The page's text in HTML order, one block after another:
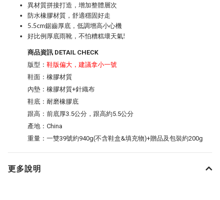
異材質拼接打造，增加整體層次
防水橡膠材質，舒適穩固好走
5.5cm鋸齒厚底，低調增高小心機
好比例厚底雨靴，不怕糟糕壞天氣!
商品資訊 DETAIL CHECK
版型： 鞋版偏大，建議拿小一號
鞋面：橡膠材質
內墊：橡膠材質+針織布
鞋底：耐磨橡膠底
跟高：前底厚3.5公分，跟高約5.5公分
產地：China
重量：一雙39號約940g(不含鞋盒&填充物)+贈品及包裝約200g
更多說明